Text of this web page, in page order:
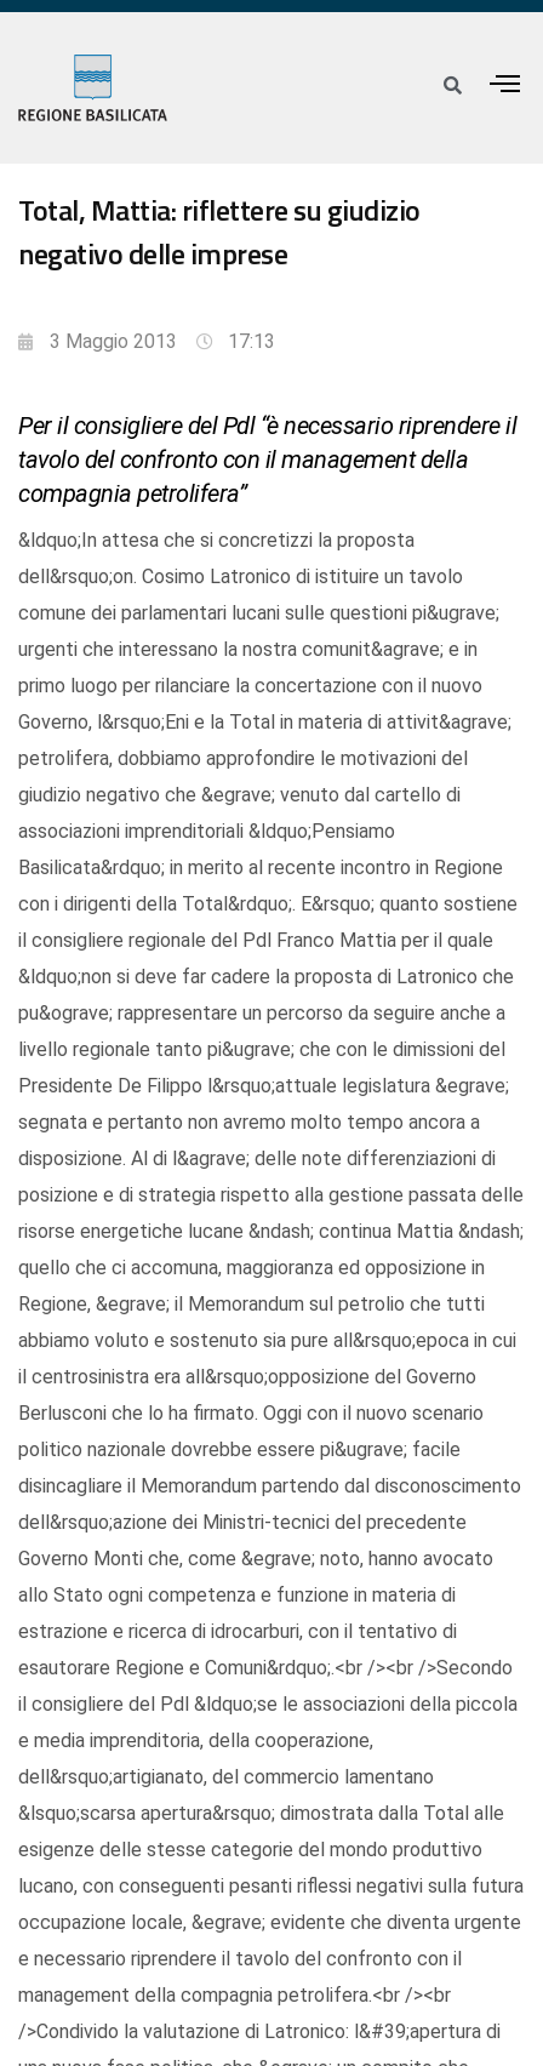
Total, Mattia: riflettere su giudizio
negativo delle imprese
3 Maggio 2013 17:13
Per il consigliere del Pdl “è necessario riprendere il
tavolo del confronto con il management della
compagnia petrolifera”
&ldquo;In attesa che si concretizzi la proposta
dell&rsquo;on. Cosimo Latronico di istituire un tavolo
comune dei parlamentari lucani sulle questioni pi&ugrave;
urgenti che interessano la nostra comunit&agrave; e in
primo luogo per rilanciare la concertazione con il nuovo
Governo, l&rsquo;Eni e la Total in materia di attivit&agrave;
petrolifera, dobbiamo approfondire le motivazioni del
giudizio negativo che &egrave; venuto dal cartello di
associazioni imprenditoriali &ldquo;Pensiamo
Basilicata&rdquo; in merito al recente incontro in Regione
con i dirigenti della Total&rdquo;. E&rsquo; quanto sostiene
il consigliere regionale del Pdl Franco Mattia per il quale
&ldquo;non si deve far cadere la proposta di Latronico che
pu&ograve; rappresentare un percorso da seguire anche a
livello regionale tanto pi&ugrave; che con le dimissioni del
Presidente De Filippo l&rsquo;attuale legislatura &egrave;
segnata e pertanto non avremo molto tempo ancora a
disposizione. Al di l&agrave; delle note differenziazioni di
posizione e di strategia rispetto alla gestione passata delle
risorse energetiche lucane &ndash; continua Mattia &ndash;
quello che ci accomuna, maggioranza ed opposizione in
Regione, &egrave; il Memorandum sul petrolio che tutti
abbiamo voluto e sostenuto sia pure all&rsquo;epoca in cui
il centrosinistra era all&rsquo;opposizione del Governo
Berlusconi che lo ha firmato. Oggi con il nuovo scenario
politico nazionale dovrebbe essere pi&ugrave; facile
disincagliare il Memorandum partendo dal disconoscimento
dell&rsquo;azione dei Ministri-tecnici del precedente
Governo Monti che, come &egrave; noto, hanno avocato
allo Stato ogni competenza e funzione in materia di
estrazione e ricerca di idrocarburi, con il tentativo di
esautorare Regione e Comuni&rdquo;.<br /><br />Secondo
il consigliere del Pdl &ldquo;se le associazioni della piccola
e media imprenditoria, della cooperazione,
dell&rsquo;artigianato, del commercio lamentano
&lsquo;scarsa apertura&rsquo; dimostrata dalla Total alle
esigenze delle stesse categorie del mondo produttivo
lucano, con conseguenti pesanti riflessi negativi sulla futura
occupazione locale, &egrave; evidente che diventa urgente
e necessario riprendere il tavolo del confronto con il
management della compagnia petrolifera.<br /><br
/>Condivido la valutazione di Latronico: l&#39;apertura di